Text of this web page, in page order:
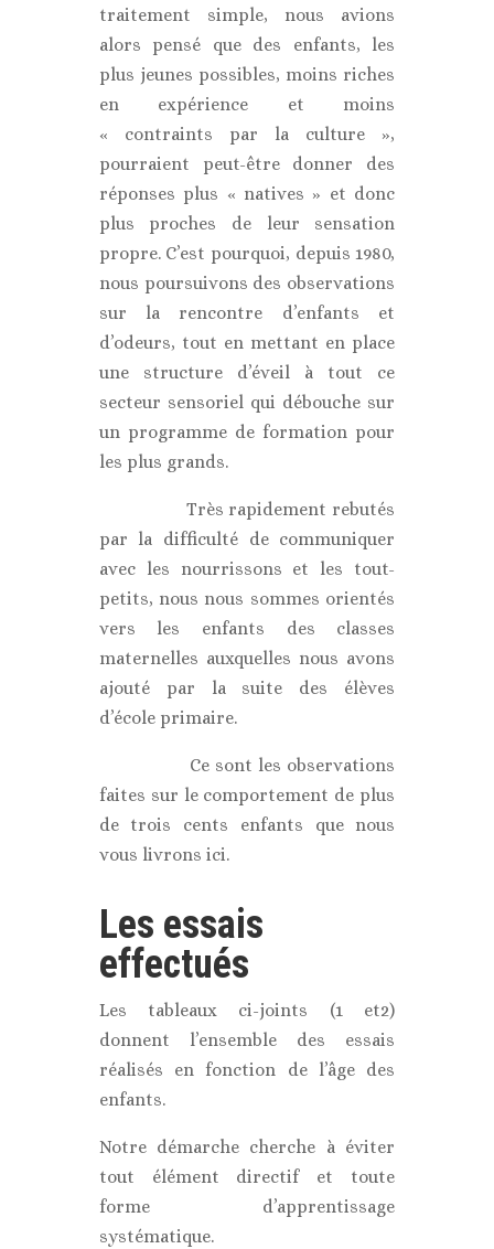
traitement simple, nous avions
alors pensé que des enfants, les
plus jeunes possibles, moins riches
en expérience et moins
« contraints par la culture »,
pourraient peut-être donner des
réponses plus « natives » et donc
plus proches de leur sensation
propre. C’est pourquoi, depuis 1980,
nous poursuivons des observations
sur la rencontre d’enfants et
d’odeurs, tout en mettant en place
une structure d’éveil à tout ce
secteur sensoriel qui débouche sur
un programme de formation pour
les plus grands.
Très rapidement rebutés
par la difficulté de communiquer
avec les nourrissons et les tout-
petits, nous nous sommes orientés
vers les enfants des classes
maternelles auxquelles nous avons
ajouté par la suite des élèves
d’école primaire.
Ce sont les observations
faites sur le comportement de plus
de trois cents enfants que nous
vous livrons ici.
Les essais
effectués
Les tableaux ci-joints (1 et2)
donnent l’ensemble des essais
réalisés en fonction de l’âge des
enfants.
Notre démarche cherche à éviter
tout élément directif et toute
forme d’apprentissage
systématique.